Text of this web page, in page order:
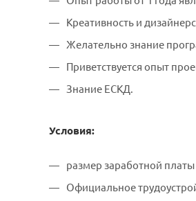
Креативность и
Желательно знание
Приветствуется опыт
Знание ЕСКД.
Условия:
размер заработной платы
Официальное